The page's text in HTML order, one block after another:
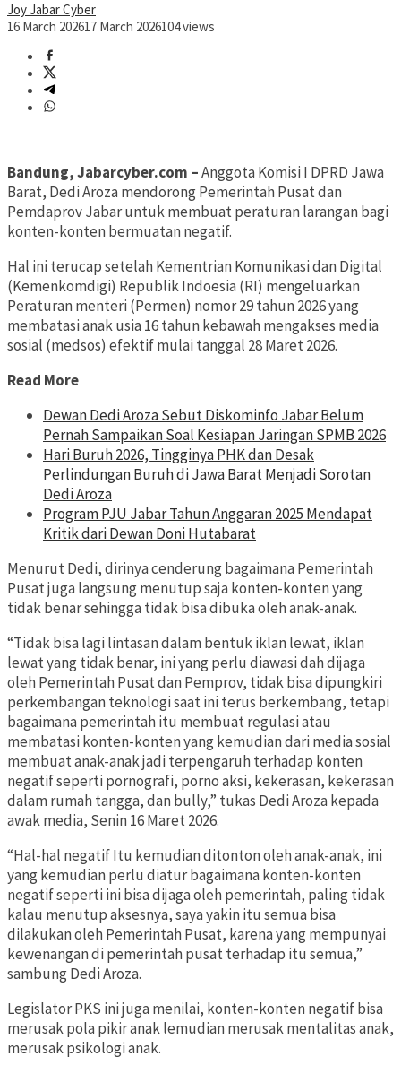
Joy Jabar Cyber
16 March 202617 March 2026104 views
Bandung, Jabarcyber.com –Anggota Komisi I DPRD Jawa
Barat, Dedi Aroza mendorong Pemerintah Pusat dan
Pemdaprov Jabar untuk membuat peraturan larangan bagi
konten-konten bermuatan negatif.
Hal ini terucap setelah Kementrian Komunikasi dan Digital
(Kemenkomdigi) Republik Indoesia (RI) mengeluarkan
Peraturan menteri (Permen) nomor 29 tahun 2026 yang
membatasi anak usia 16 tahun kebawah mengakses media
sosial (medsos) efektif mulai tanggal 28 Maret 2026.
Read More
Dewan Dedi Aroza Sebut Diskominfo Jabar Belum
Pernah Sampaikan Soal Kesiapan Jaringan SPMB 2026
Hari Buruh 2026, Tingginya PHK dan Desak
Perlindungan Buruh di Jawa Barat Menjadi Sorotan
Dedi Aroza
Program PJU Jabar Tahun Anggaran 2025 Mendapat
Kritik dari Dewan Doni Hutabarat
Menurut Dedi, dirinya cenderung bagaimana Pemerintah
Pusat juga langsung menutup saja konten-konten yang
tidak benar sehingga tidak bisa dibuka oleh anak-anak.
“Tidak bisa lagi lintasan dalam bentuk iklan lewat, iklan
lewat yang tidak benar, ini yang perlu diawasi dah dijaga
oleh Pemerintah Pusat dan Pemprov, tidak bisa dipungkiri
perkembangan teknologi saat ini terus berkembang, tetapi
bagaimana pemerintah itu membuat regulasi atau
membatasi konten-konten yang kemudian dari media sosial
membuat anak-anak jadi terpengaruh terhadap konten
negatif seperti pornografi, porno aksi, kekerasan, kekerasan
dalam rumah tangga, dan bully,” tukas Dedi Aroza kepada
awak media, Senin 16 Maret 2026.
“Hal-hal negatif Itu kemudian ditonton oleh anak-anak, ini
yang kemudian perlu diatur bagaimana konten-konten
negatif seperti ini bisa dijaga oleh pemerintah, paling tidak
kalau menutup aksesnya, saya yakin itu semua bisa
dilakukan oleh Pemerintah Pusat, karena yang mempunyai
kewenangan di pemerintah pusat terhadap itu semua,”
sambung Dedi Aroza.
Legislator PKS ini juga menilai, konten-konten negatif bisa
merusak pola pikir anak lemudian merusak mentalitas anak,
merusak psikologi anak.